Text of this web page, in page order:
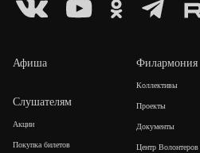
Афиша
Слушателям
Акции
Покупка билетов
Филармония
Коллективы
Проекты
Документы
Центр Волонтеров